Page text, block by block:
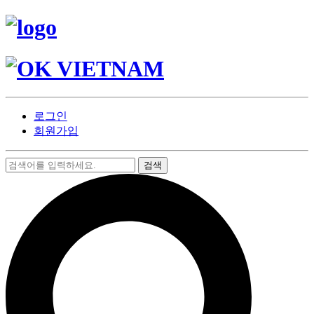
로그인
회원가입